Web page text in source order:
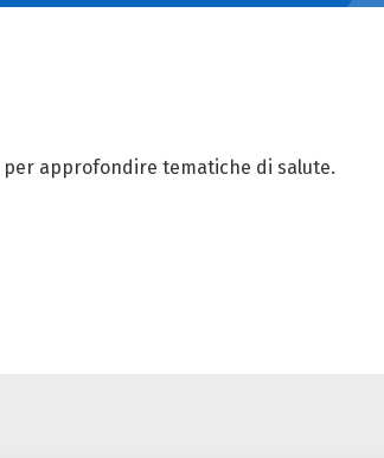
approfondire tematiche di salute.